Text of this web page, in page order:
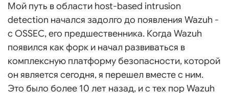
Мой путь в области host-based intrusion
detection начался задолго до появления Wazuh -
с OSSEC, его предшественника. Когда Wazuh
появился как форк и начал развиваться в
комплексную платформу безопасности, которой
он является сегодня, я перешел вместе с ним.
Это было более 10 лет назад, и с тех пор Wazuh